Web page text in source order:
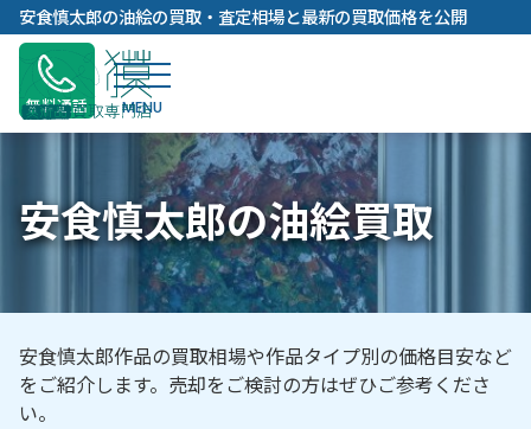
内
容
キ
ッ
プ
安食慎太郎の油絵の買取・査定相場と最新の買取価格を公開
無料通話
安食慎太郎の油絵買取
安食慎太郎作品の買取相場や作品タイプ別の価格目安など
をご紹介します。売却をご検討の方はぜひご参考くださ
い。